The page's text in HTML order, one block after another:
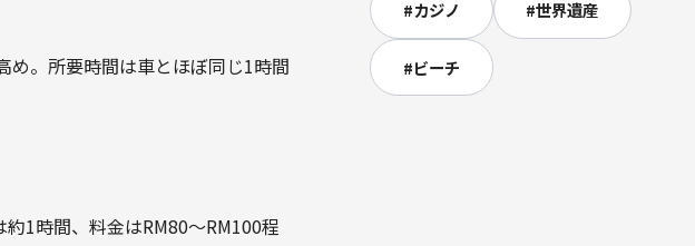
め。所要時間は車とほぼ同じ1時間
1時間、料金はRM80～RM100程
#カジノ #世界遺産
#ビーチ